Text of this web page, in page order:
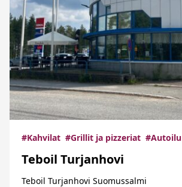
#Kahvilat #Grillit ja pizzeriat #Autoilu
Teboil Turjanhovi
Teboil Turjanhovi Suomussalmi